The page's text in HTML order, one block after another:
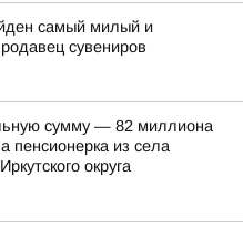
самый милый и
сувениров
сумму — 82 миллиона
пенсионерка из села
округа